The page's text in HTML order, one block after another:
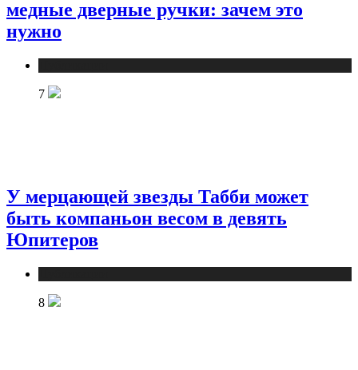
медные дверные ручки: зачем это
нужно
7
У мерцающей звезды Табби может
быть компаньон весом в девять
Юпитеров
8